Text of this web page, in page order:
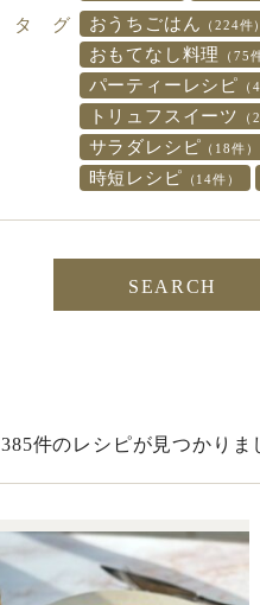
タ グ おうちごはん （224件）
おもてなし料理 （75
パーティーレシピ （
トリュフスイーツ （
サラダレシピ （18件）
時短レシピ （14件）
385件のレシピが見つかりま